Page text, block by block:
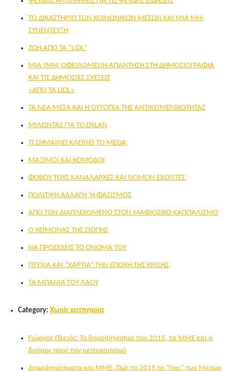
ΤΟ ΔΙΚΑΣΤHΡΙΟ ΤΩΝ ΚΟΙΝΩΝΙΚΩΝ ΜΕΣΩΝ ΚΑΙ ΜΙΑ ΜΗ-
ΣΥΝΕΝΤΕΥΞΗ
ΖΩΗ ΑΠΟ ΤΑ “LIDL”
ΜΙΑ (ΜΗ) ΟΦΕΙΛOΜΕΝΗ ΑΠAΝΤΗΣΗ ΣΤΗ ΔΗΜΟΣΙΟΓΡΑΦIΑ
ΚΑΙ ΤΙΣ ΔΗΜOΣΙΕΣ ΣΧEΣΕΙΣ
«ΑΠO ΤΑ LIDL»
ΤΑ ΝΕΑ ΜΕΣΑ ΚΑΙ Η ΟΥΤΟΠΙΑ ΤΗΣ ΑΝΤΙΚΕΙΜΕΝΙΚΟΤΗΤΑΣ
ΜΙΛΩΝΤΑΣ ΓΙΑ ΤΟ DYLAN
ΤΙ ΣΗΜΑΙΝΕΙ ΚΛΕΙΝΕΙ ΤΟ MEGA;
ΜΑΞΙΜΟΙ ΚΑΙ ΚΟΜΟΔΟΙ
ΦΟΒΟΥ ΤΟΥΣ ΚΑΝΑΛΑΡΧΕΣ ΚΑΙ ΝΟΜΟΝ ΕΧΟΝΤΕΣ
ΠΟΛΙΤΙΚΗ ΑΛΛΑΓΗ ‘Η ΦΑΣΙΣΜΟΣ
ΑΠΟ ΤΟΝ ΔΙΑΠΛΕΚΟΜΕΝΟ ΣΤΟΝ ΜΑΦΙΟΖΙΚΟ ΚΑΠΙΤΑΛΙΣΜΟ
Ο ΧΕΙΜΩΝΑΣ ΤΗΣ ΣΙΩΠΗΣ
ΝΑ ΠΡΟΣEΧΕΙΣ ΤΟ OΝΟΜA ΤΟΥ
ΠΤΥΧIΑ ΚΑΙ “ΧΑΡΤΙA” ΤΗΝ ΕΠΟΧH ΤΗΣ ΚΡIΣΗΣ
ΤΑ ΜΠΑΝΙΑ ΤΟΥ ΛΑΟΥ
Category: Χωρίς κατηγορία
Γιώργος Πλειός: Το δημοψήφισμα του 2015, τα ΜΜΕ και ο
δρόμος προς τον μεταφασισμό
Δημοψηφίσματα και ΜΜΕ. Πώς το 2015 το “Ναι” των Μέσων